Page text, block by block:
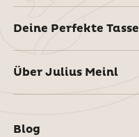
Deine Perfekte Tasse
Über Julius Meinl
Blog